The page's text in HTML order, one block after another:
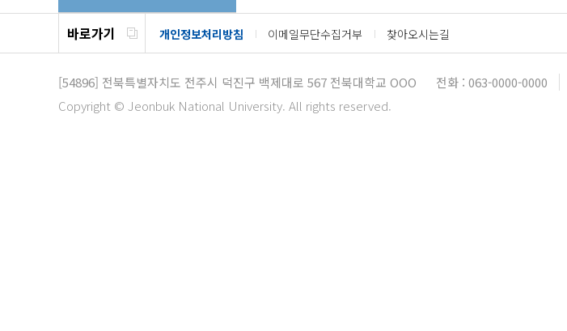
바로가기 개인정보처리방침 이메일무단수집거부 찾아오시는길
[54896] 전북특별자치도 전주시 덕진구 백제대로 567 전북대학교 OOO 전화 : 063-0000-0000
Copyright © Jeonbuk National University. All rights reserved.